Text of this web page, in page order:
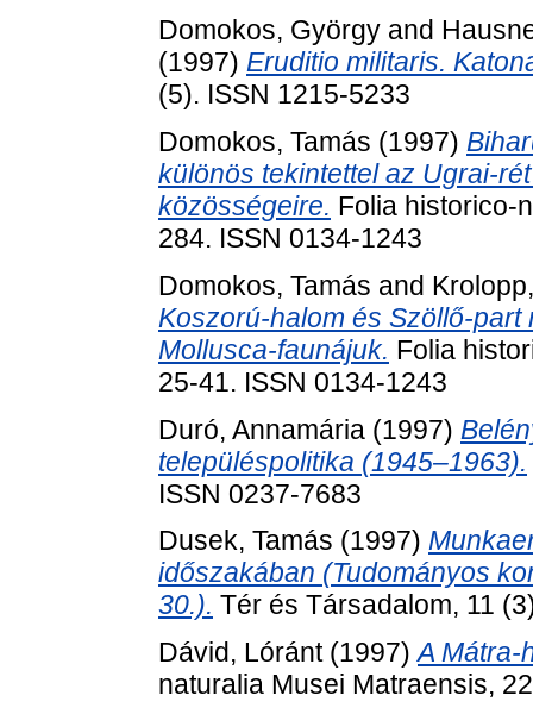
Domokos, György and
(1997) Eruditio militaris.
(5). ISSN 1215-5233
Domokos, Tamás (1997)
különös tekintettel az Ugrai-
közösségeire. Folia historico-
284. ISSN 0134-1243
Domokos, Tamás and
Koszorú-halom és Szöllő-
Mollusca-faunájuk. Folia
25-41. ISSN 0134-1243
Duró, Annamária (1997)
településpolitika (1945–1963).
ISSN 0237-7683
Dusek, Tamás (1997)
időszakában (Tudományos
30.). Tér és Társadalom, 11
Dávid, Lóránt(1997)A Mátra-
naturalia Musei Matraensis,